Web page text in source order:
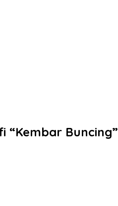
“Kembar Buncing”